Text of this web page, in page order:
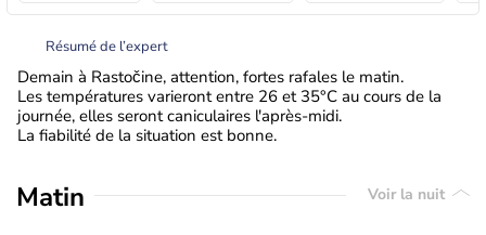
Résumé de l’expert
Demain à Rastočine, attention, fortes rafales le matin.
Les températures varieront entre 26 et 35°C au cours de la
journée, elles seront caniculaires l'après-midi.
La fiabilité de la situation est bonne.
Matin Voir la nuit